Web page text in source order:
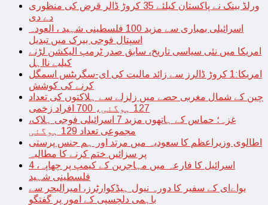
ورلڈ بینک نے پاکستان کیلئے 35 کروڑ ڈالر قرض کی منظوری
دے دی
اسرائیلی بمباری سے مزید 100 فلسطینی شہید ، العودہ
اسپتال فوجی بیرک میں تبدیل
امریکا میں نئی سیاسی تاریخ، سابق صدر ٹرمپ الیکشن لڑنے
کیلیے نااہل
امریکا:1 کروڑ ڈالرز سے زائد مالیت کی ای-سگریٹس اسمگل
کرنے کی کوشش
چین کے شمال مغربی حصے میں زلزلے سے ہلاکتوں کی تعداد
127 ہوگئی، 700 افراد زخمی
غزہ؛ حماس کے ہاتھوں مزید 7 اسرائیلی فوجی ہلاک،
مجموعی تعداد 129 ہوگئی
اطالوی وزیراعظم کا سعودیہ میں مرتد اور ہم جنس پرستی
پر سزائیں ختم کرنے کا مطالبہ
اسرائیل کا فارعہ میں مہاجرین کے کیمپ پر چھاپہ، 4
فلسطینی شہید
یواےای کے سفیر کا دورہ نیول ہیڈکوارٹرز، امیرالبحر سے
باہمی دلچسپی کے امور پر گفتگو